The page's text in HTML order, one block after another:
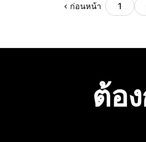
ก่อนหน้า 1
ต้อ